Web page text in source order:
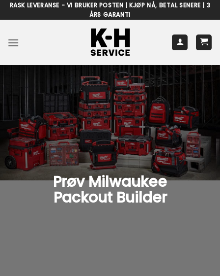
Skip
to
RASK LEVERANSE - VI BRUKER POSTEN | KJØP NÅ, BETAL SENERE | 3
ÅRS GARANTI
Prøv Milwaukee
Packout Builder